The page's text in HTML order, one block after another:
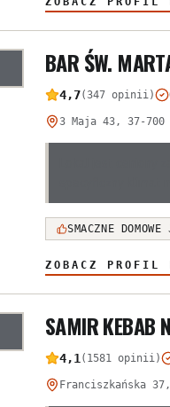
BAR ŚW.
4,7(347 opinii)
3 Maja 43, 37-700
SMACZNE
ZOBACZ PROFIL
SAMIR KEBAB
4,1 (1581 opinii)
Franciszkańska